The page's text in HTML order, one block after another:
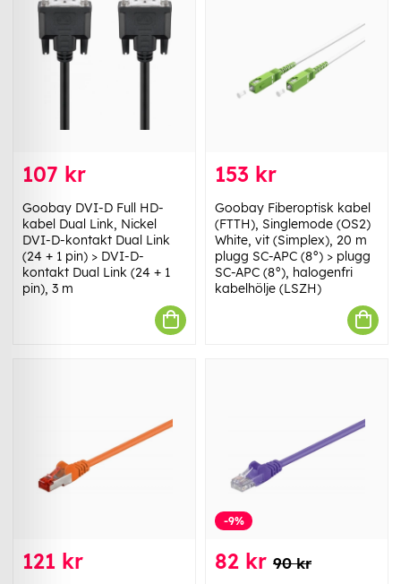
107 kr
Goobay DVI-D Full HD-
kabel Dual Link, Nickel
DVI-D-kontakt Dual Link
(24 + 1 pin) > DVI-D-
kontakt Dual Link (24 + 1
pin), 3 m
153 kr
Goobay Fiberoptisk kabel
(FTTH), Singlemode (OS2)
White, vit (Simplex), 20 m
plugg SC-APC (8°) > plugg
SC-APC (8°), halogenfri
kabelhölje (LSZH)
121 kr
-9%
82 kr 90 kr